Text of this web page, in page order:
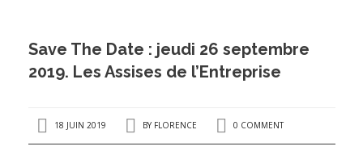
Save The Date : jeudi 26 septembre
2019. Les Assises de l’Entreprise
18 JUIN 2019 BY FLORENCE 0 COMMENT